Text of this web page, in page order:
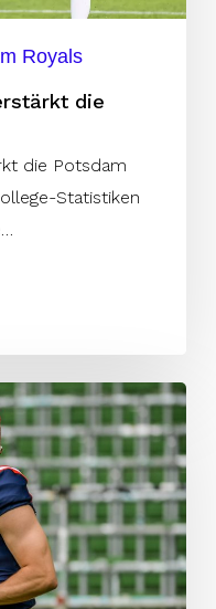
Royals
die
die Potsdam
Statistiken